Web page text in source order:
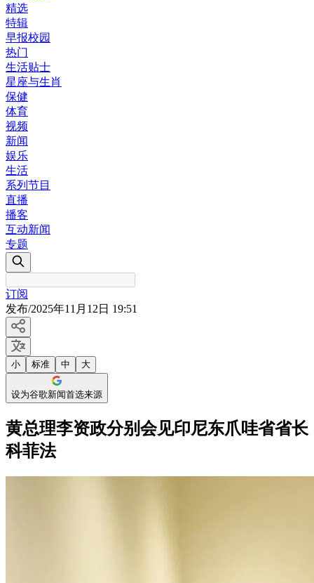
精选
特辑
早报校园
热门
生活贴士
星座与生肖
保健
体育
视频
新闻
娱乐
生活
系列节目
直播
播客
互动新闻
专题
订阅
发布/2025年11月12日 19:51
小 标准 中 大
设为谷歌新闻首选来源
黄总理李资政分别会见印尼东爪哇省省长
科菲法